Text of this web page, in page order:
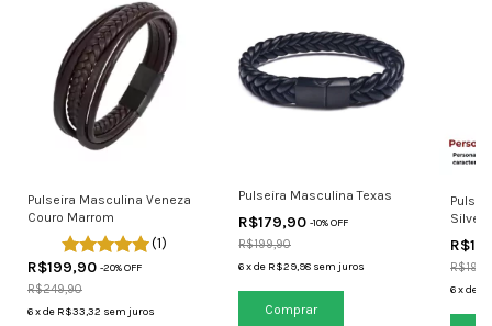
Pulseira Masculina Veneza
Couro Marrom
(1)
R$199,90 -20% OFF
R$249,90
6xde R$33,32 sem juros
Pulseira Masculina Texas
R$179,90-10% OFF
R$199,90
6 xde R$29,98 sem juros
Comprar
Silver
6xde